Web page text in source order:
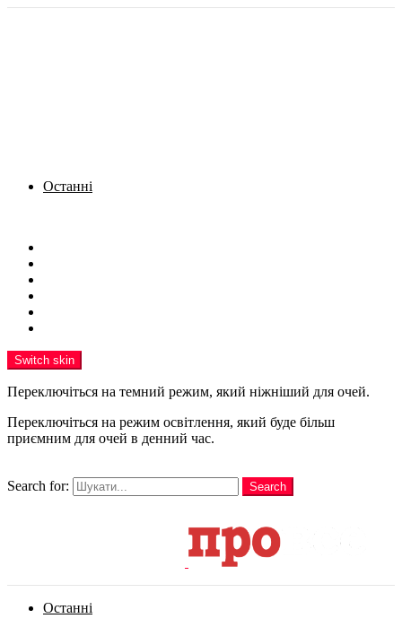
Останні
Switch skin
Переключіться на темний режим, який ніжніший для очей.
Переключіться на режим освітлення, який буде більш
приємним для очей в денний час.
Search for:
Search
Останні